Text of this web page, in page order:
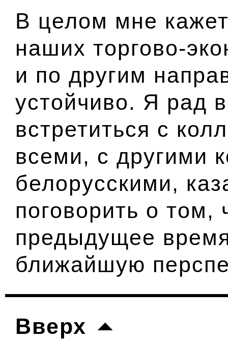
В целом мне
наших торгово-
и по другим
устойчиво. Я рад
встретиться с
всеми, с другими
белорусскими,
поговорить о том,
предыдущее
ближайшую
Вверх